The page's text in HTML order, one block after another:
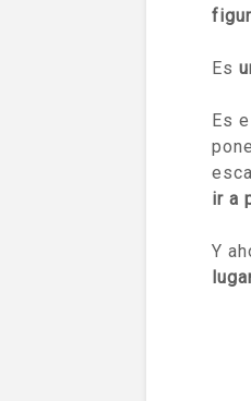
Es
Es
ir a
Y